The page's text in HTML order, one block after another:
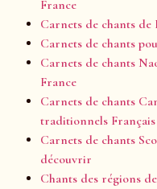
France
Carnets de chants de
Carnets de chants
Carnets de chants
France
Carnets de chants
traditionnels Français
Carnets de chants
découvrir
Chants des régions